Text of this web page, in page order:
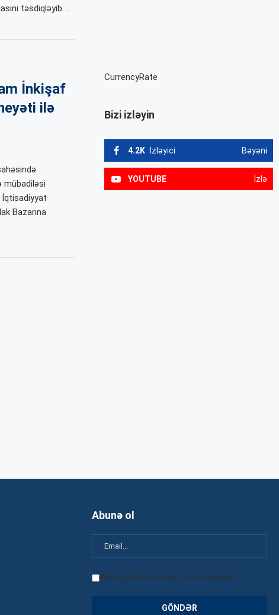
təsdiqləyib. …
İnkişaf
ilə
mübadiləsi
İqtisadiyyat
Bazarına
CurrencyRate
Bizi izləyin
4.2K İzləyici Bəyəni
YOUTUBE İzlə
Abunə ol
Mən şərtləri oxudum və razılaşdım